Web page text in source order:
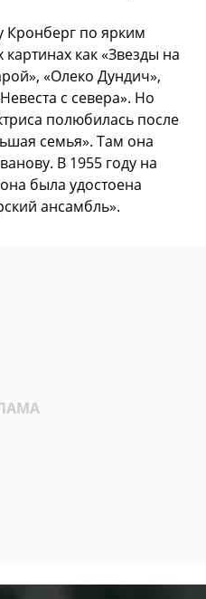
Кронберг по ярким
как «Звезды на
«Олеко Дундич»,
с севера». Но
полюбилась после
семья». Там она
В 1955 году на
была удостоена
ансамбль».